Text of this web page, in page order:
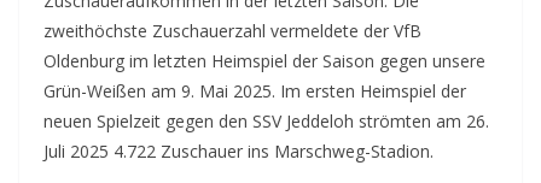
zweithöchste Zuschauerzahl vermeldete der VfB
Oldenburg im letzten Heimspiel der Saison gegen unsere
Grün-Weißen am 9. Mai 2025. Im ersten Heimspiel der
neuen Spielzeit gegen den SSV Jeddeloh strömten am 26.
Juli 2025 4.722 Zuschauer ins Marschweg-Stadion.